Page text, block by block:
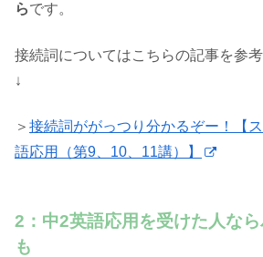
らです。
接続詞についてはこちらの記事を参
↓
＞ 接続詞ががっつり分かるぞー！【
語応用（第9、10、11講）】
2：中2英語応用を受けた人な
も